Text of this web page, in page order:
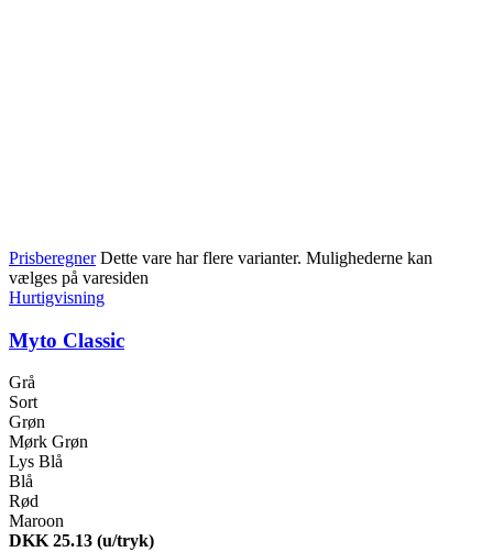
Prisberegner Dette vare har flere varianter. Mulighederne kan
vælges på varesiden
Hurtigvisning
Myto Classic
Grå
Sort
Grøn
Mørk Grøn
Lys Blå
Blå
Rød
Maroon
DKK 25.13 (u/tryk)